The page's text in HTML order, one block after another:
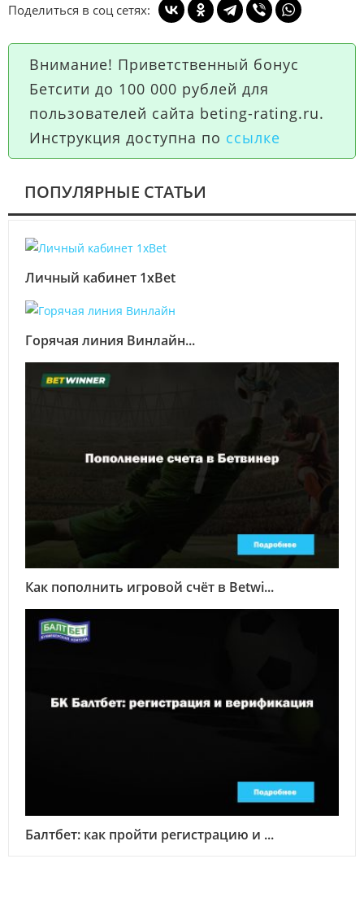
Поделиться в соц сетях:
Внимание! Приветственный бонус
Бетсити до 100 000 рублей для
пользователей сайта beting-rating.ru.
Инструкция доступна по ссылке
ПОПУЛЯРНЫЕ СТАТЬИ
Личный кабинет 1xBet
Горячая линия Винлайн...
Как пополнить игровой счёт в Betwi...
Балтбет: как пройти регистрацию и ...